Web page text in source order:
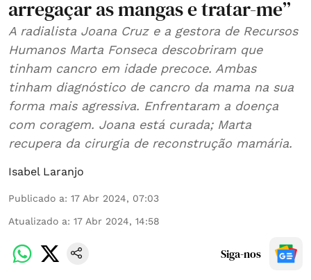
arregaçar as mangas e tratar-me”
A radialista Joana Cruz e a gestora de Recursos
Humanos Marta Fonseca descobriram que
tinham cancro em idade precoce. Ambas
tinham diagnóstico de cancro da mama na sua
forma mais agressiva. Enfrentaram a doença
com coragem. Joana está curada; Marta
recupera da cirurgia de reconstrução mamária.
Isabel Laranjo
Publicado a: 17 Abr 2024, 07:03
Atualizado a: 17 Abr 2024, 14:58
Siga-nos